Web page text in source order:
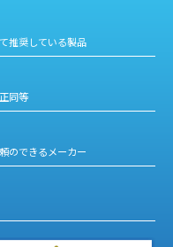
推奨している製品
同等
のできるメーカー